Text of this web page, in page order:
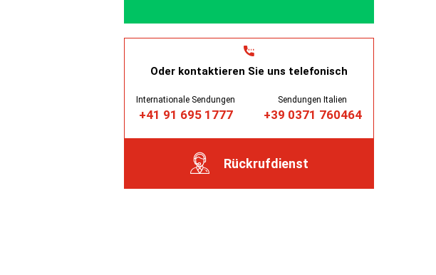
Oder kontaktieren Sie uns telefonisch
Internationale Sendungen
+41 91 695 1777
Sendungen Italien
+39 0371 760464
Rückrufdienst